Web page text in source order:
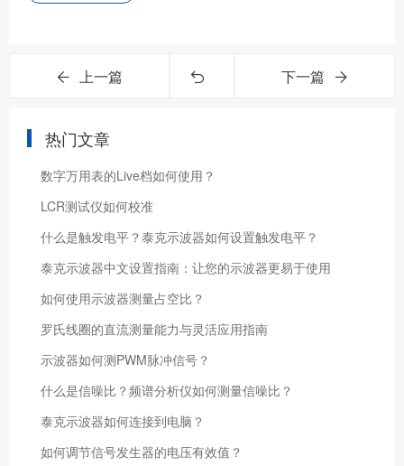
上一篇 下一篇
热门文章
数字万用表的Live档如何使用？
LCR测试仪如何校准
什么是触发电平？泰克示波器如何设置触发电平？
泰克示波器中文设置指南：让您的示波器更易于使用
如何使用示波器测量占空比？
罗氏线圈的直流测量能力与灵活应用指南
示波器如何测PWM脉冲信号？
什么是信噪比？频谱分析仪如何测量信噪比？
泰克示波器如何连接到电脑？
如何调节信号发生器的电压有效值？